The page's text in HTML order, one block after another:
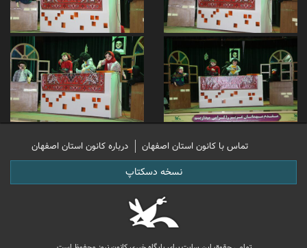
تماس با کانون استان اصفهان درباره کانون استان اصفهان
نسخه دسکتاپ